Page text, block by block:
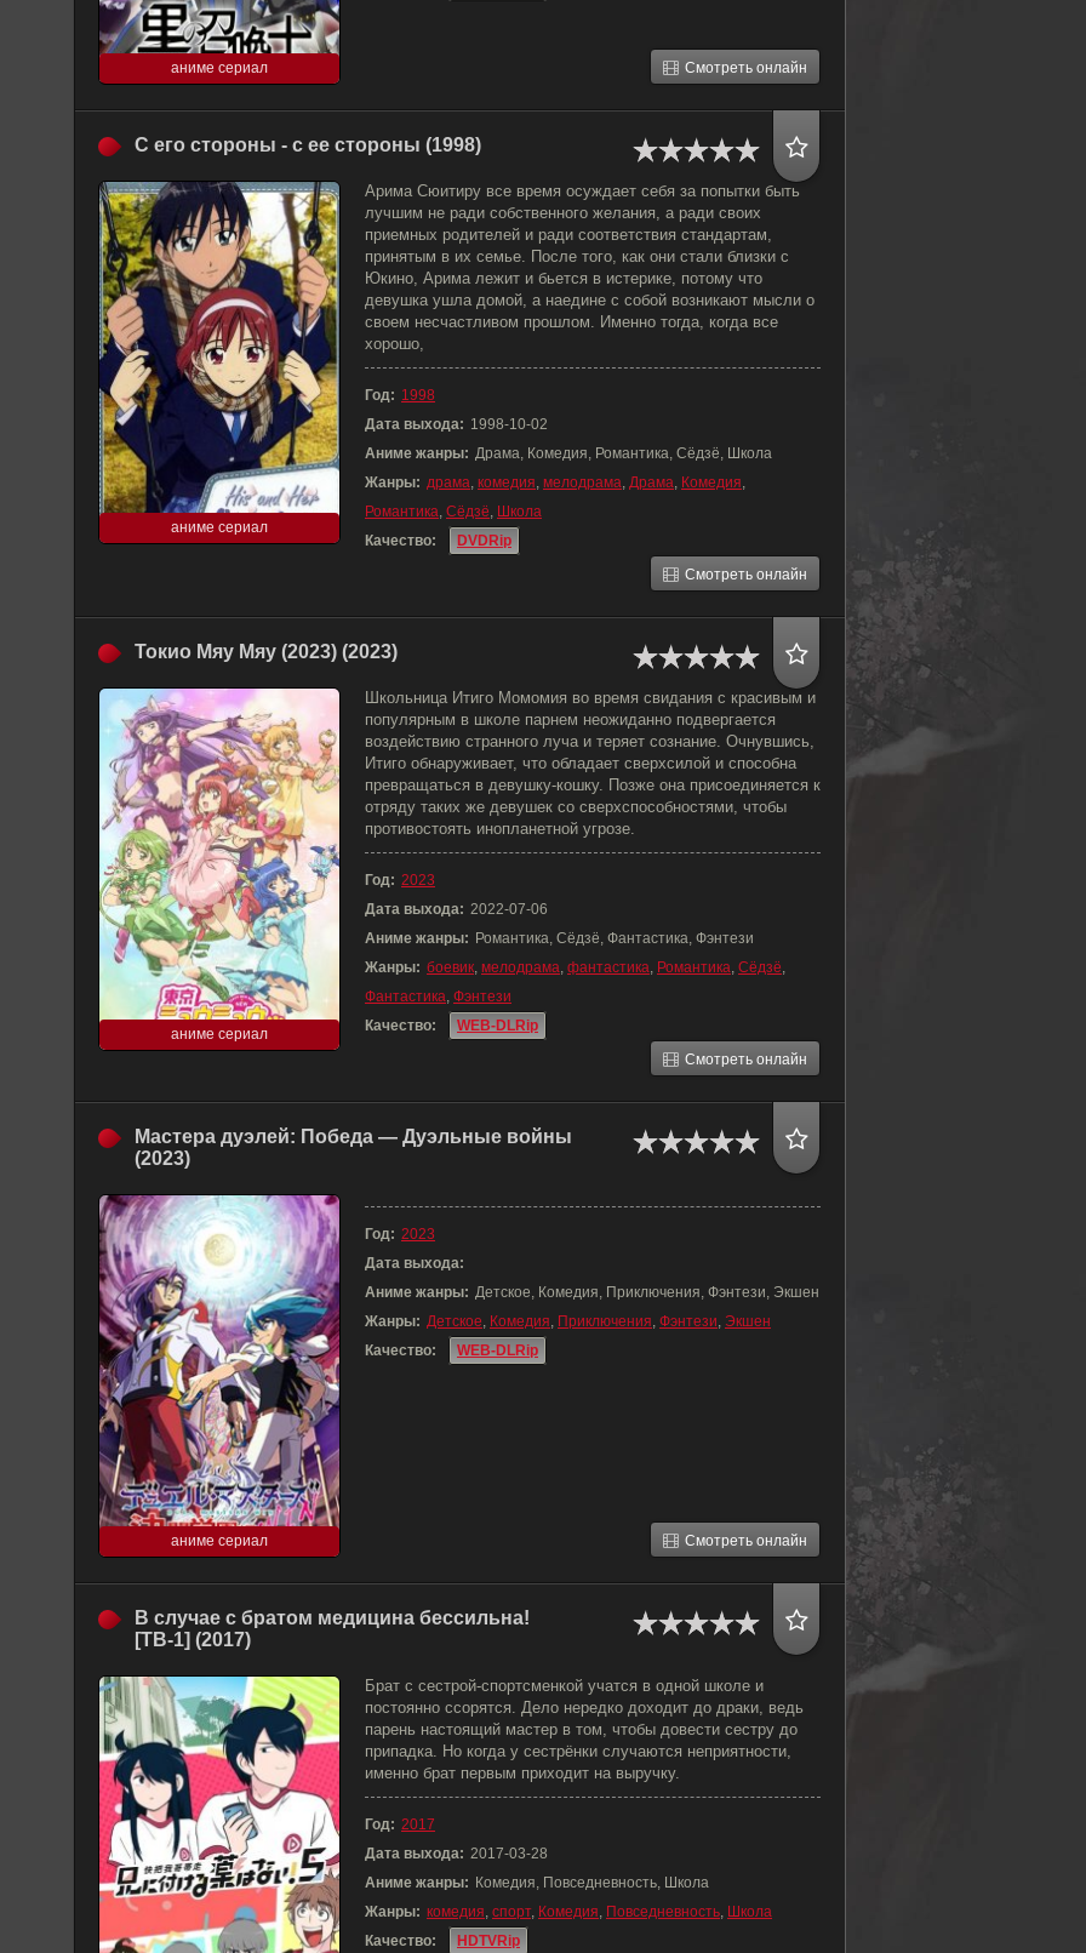
аниме сериал Смотреть онлайн
С его стороны - с ее стороны (1998)
аниме сериал
Арима Сюитиру все время осуждает себя за попытки быть
лучшим не ради собственного желания, а ради своих
приемных родителей и ради соответствия стандартам,
принятым в их семье. После того, как они стали близки с
Юкино, Арима лежит и бьется в истерике, потому что
девушка ушла домой, а наедине с собой возникают мысли о
своем несчастливом прошлом. Именно тогда, когда все
хорошо,
Год: 1998
Дата выхода: 1998-10-02
Аниме жанры: Драма, Комедия, Романтика, Сёдзё, Школа
Жанры: драма, комедия, мелодрама, Драма, Комедия,
Романтика, Сёдзё, Школа
Качество:
DVDRip
Смотреть онлайн
Токио Мяу Мяу (2023) (2023)
аниме сериал
Школьница Итиго Момомия во время свидания с красивым и
популярным в школе парнем неожиданно подвергается
воздействию странного луча и теряет сознание. Очнувшись,
Итиго обнаруживает, что обладает сверхсилой и способна
превращаться в девушку-кошку. Позже она присоединяется к
отряду таких же девушек со сверхспособностями, чтобы
противостоять инопланетной угрозе.
Год: 2023
Дата выхода: 2022-07-06
Аниме жанры: Романтика, Сёдзё, Фантастика, Фэнтези
Жанры: боевик, мелодрама, фантастика, Романтика, Сёдзё,
Фантастика, Фэнтези
Качество:
WEB-DLRip
Смотреть онлайн
Мастера дуэлей: Победа — Дуэльные войны
(2023)
аниме сериал
Год: 2023
Дата выхода:
Аниме жанры: Детское, Комедия, Приключения, Фэнтези, Экшен
Жанры: Детское, Комедия, Приключения, Фэнтези, Экшен
Качество:
WEB-DLRip
Смотреть онлайн
В случае с братом медицина бессильна!
[ТВ-1] (2017)
Брат с сестрой-спортсменкой учатся в одной школе и
постоянно ссорятся. Дело нередко доходит до драки, ведь
парень настоящий мастер в том, чтобы довести сестру до
припадка. Но когда у сестрёнки случаются неприятности,
именно брат первым приходит на выручку.
Год: 2017
Дата выхода: 2017-03-28
Аниме жанры: Комедия, Повседневность, Школа
Жанры: комедия, спорт, Комедия, Повседневность, Школа
Качество:
HDTVRip